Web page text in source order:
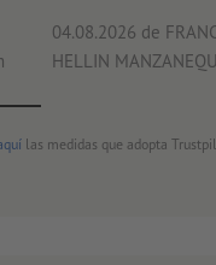
04.08.2026 de
HELLIN
las medidas que adopta